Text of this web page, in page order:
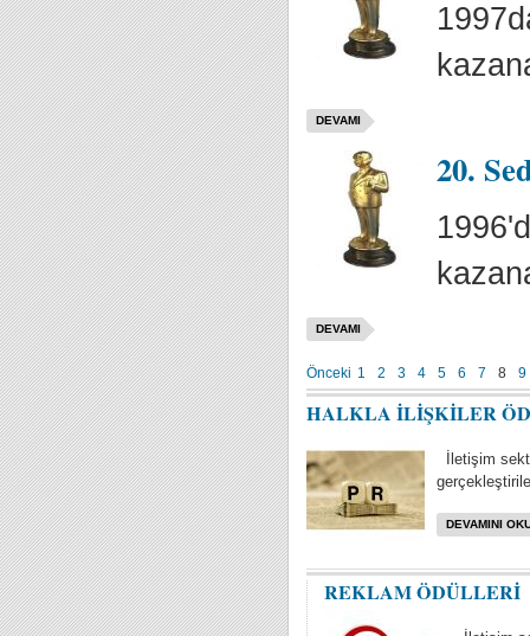
DEVAMI
20.
DEVAMI
Önceki 1 2 3 4 5 6 7 8 9
HALKLA İLİŞKİLER
İletişim
DEVAMINI
REKLAM ÖDÜLLERİ